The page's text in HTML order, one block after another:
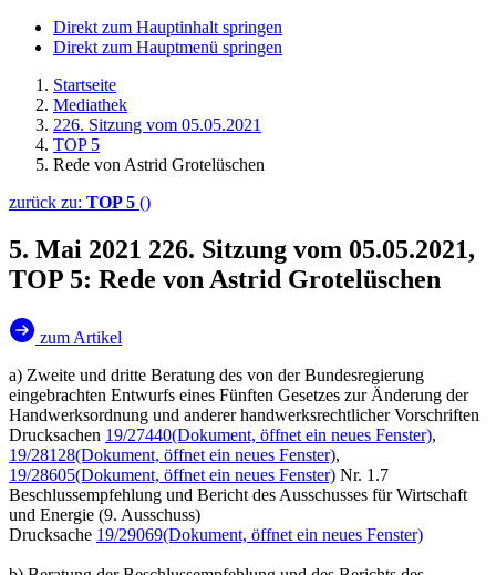
Direkt zum Hauptinhalt springen
Direkt zum Hauptmenü springen
Startseite
Mediathek
226. Sitzung vom 05.05.2021
TOP 5
Rede von Astrid Grotelüschen
zurück zu: TOP 5 ()
5. Mai 2021 226. Sitzung vom 05.05.2021,
TOP 5: Rede von Astrid Grotelüschen
zum Artikel
a) Zweite und dritte Beratung des von der Bundesregierung
eingebrachten Entwurfs eines Fünften Gesetzes zur Änderung der
Handwerksordnung und anderer handwerksrechtlicher Vorschriften
Drucksachen 19/27440(Dokument, öffnet ein neues Fenster),
19/28128(Dokument, öffnet ein neues Fenster),
19/28605(Dokument, öffnet ein neues Fenster) Nr. 1.7
Beschlussempfehlung und Bericht des Ausschusses für Wirtschaft
und Energie (9. Ausschuss)
Drucksache 19/29069(Dokument, öffnet ein neues Fenster)